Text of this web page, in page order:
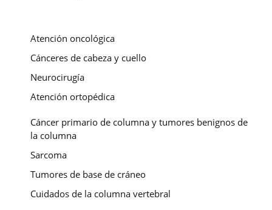
Atención oncológica
Cánceres de cabeza y cuello
Neurocirugía
Atención ortopédica
Cáncer primario de columna y tumores benignos de
la columna
Sarcoma
Tumores de base de cráneo
Cuidados de la columna vertebral